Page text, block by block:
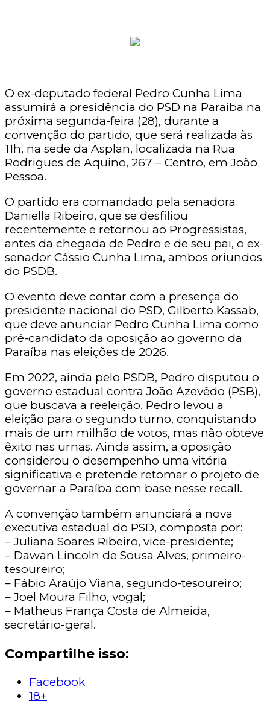
O ex-deputado federal Pedro Cunha Lima
assumirá a presidência do PSD na Paraíba na
próxima segunda-feira (28), durante a
convenção do partido, que será realizada às
11h, na sede da Asplan, localizada na Rua
Rodrigues de Aquino, 267 – Centro, em João
Pessoa.
O partido era comandado pela senadora
Daniella Ribeiro, que se desfiliou
recentemente e retornou ao Progressistas,
antes da chegada de Pedro e de seu pai, o ex-
senador Cássio Cunha Lima, ambos oriundos
do PSDB.
O evento deve contar com a presença do
presidente nacional do PSD, Gilberto Kassab,
que deve anunciar Pedro Cunha Lima como
pré-candidato da oposição ao governo da
Paraíba nas eleições de 2026.
Em 2022, ainda pelo PSDB, Pedro disputou o
governo estadual contra João Azevêdo (PSB),
que buscava a reeleição. Pedro levou a
eleição para o segundo turno, conquistando
mais de um milhão de votos, mas não obteve
êxito nas urnas. Ainda assim, a oposição
considerou o desempenho uma vitória
significativa e pretende retomar o projeto de
governar a Paraíba com base nesse recall.
A convenção também anunciará a nova
executiva estadual do PSD, composta por:
– Juliana Soares Ribeiro, vice-presidente;
– Dawan Lincoln de Sousa Alves, primeiro-
tesoureiro;
– Fábio Araújo Viana, segundo-tesoureiro;
– Joel Moura Filho, vogal;
– Matheus França Costa de Almeida,
secretário-geral.
Compartilhe isso:
Facebook
18+